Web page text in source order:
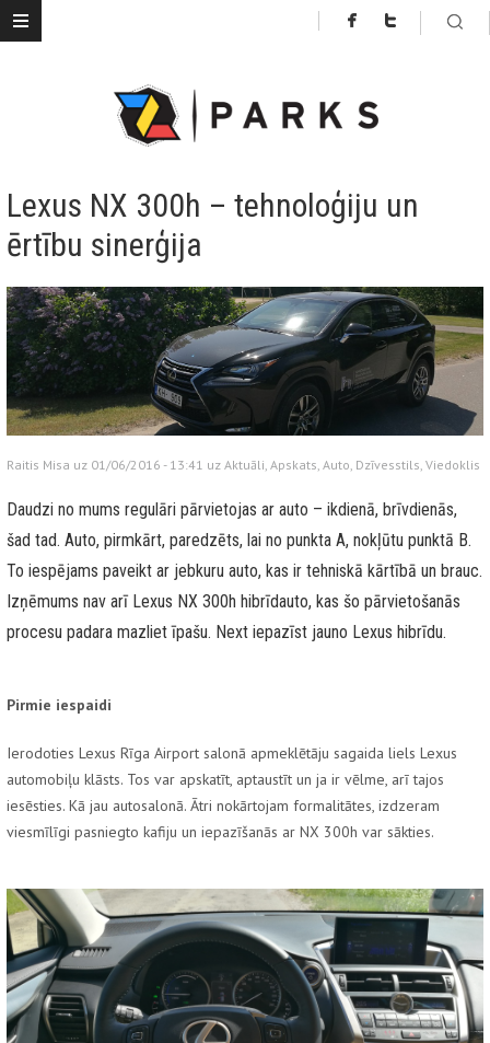
Lexus NX 300h – tehnoloģiju un
ērtību sinerģija
Raitis Misa uz 01/06/2016 - 13:41 uz Aktuāli, Apskats, Auto, Dzīvesstils, Viedoklis
Daudzi no mums regulāri pārvietojas ar auto – ikdienā, brīvdienās,
šad tad. Auto, pirmkārt, paredzēts, lai no punkta A, nokļūtu punktā B.
To iespējams paveikt ar jebkuru auto, kas ir tehniskā kārtībā un brauc.
Izņēmums nav arī Lexus NX 300h hibrīdauto, kas šo pārvietošanās
procesu padara mazliet īpašu. Next iepazīst jauno Lexus hibrīdu.
Pirmie iespaidi
Ierodoties Lexus Rīga Airport salonā apmeklētāju sagaida liels Lexus
automobiļu klāsts. Tos var apskatīt, aptaustīt un ja ir vēlme, arī tajos
iesēsties. Kā jau autosalonā. Ātri nokārtojam formalitātes, izdzeram
viesmīlīgi pasniegto kafiju un iepazīšanās ar NX 300h var sākties.